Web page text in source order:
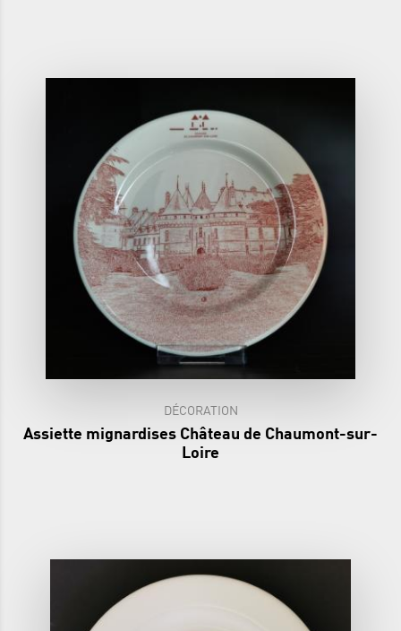
DÉCORATION
Assiette mignardises Château de Chaumont-sur-
Loire